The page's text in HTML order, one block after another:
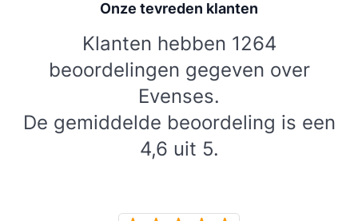
Onze tevreden klanten
Klanten hebben 1264
beoordelingen gegeven over
Evenses.
De gemiddelde beoordeling is een
4,6 uit 5.